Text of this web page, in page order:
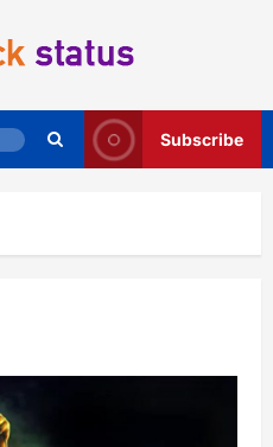
Subscribe